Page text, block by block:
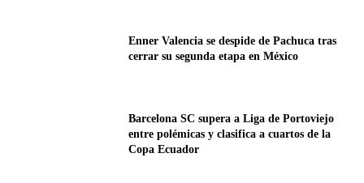
Enner Valencia se despide de Pachuca tras
cerrar su segunda etapa en México
Barcelona SC supera a Liga de Portoviejo
entre polémicas y clasifica a cuartos de la
Copa Ecuador